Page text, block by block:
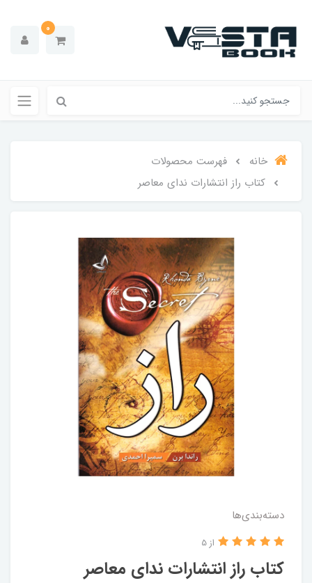
0
خانه
فهرست محصولات
کتاب راز انتشارات ندای معاصر
دسته‌بندی‌ها
کتاب راز انتشارات ندای معاصر
از 5